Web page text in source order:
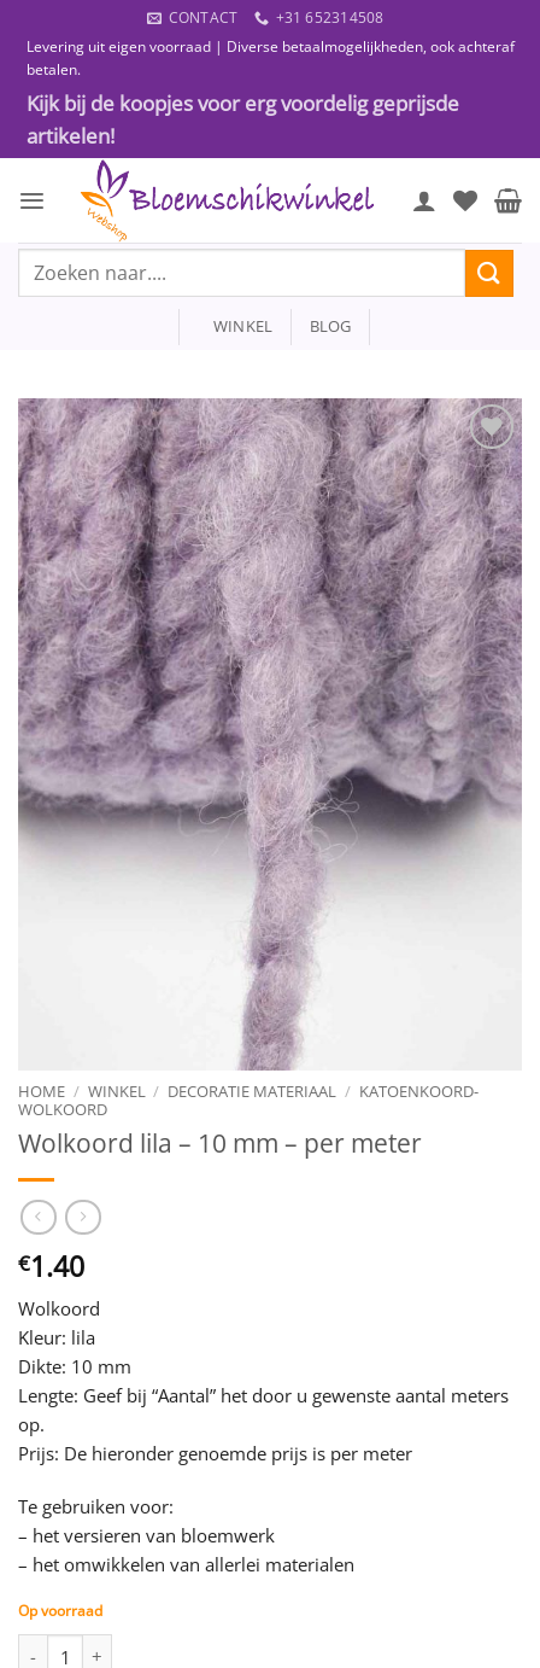
naar
inhoud
CONTACT
+31 652314508
Levering uit eigen voorraad | Diverse betaalmogelijkheden, ook achteraf
betalen.
Kijk bij de koopjes voor erg voordelig geprijsde
artikelen!
Zoeken
WINKEL BLOG
Toevoegen
aan
wenslijst
HOME / WINKEL / DECORATIE MATERIAAL / KATOENKOORD-
WOLKOORD
Wolkoord lila – 10 mm – per meter
€1.40
Wolkoord
Kleur: lila
Dikte: 10 mm
Lengte: Geef bij “Aantal” het door u gewenste aantal meters
op.
Prijs: De hieronder genoemde prijs is per meter
Te gebruiken voor:
– het versieren van bloemwerk
– het omwikkelen van allerlei materialen
Op voorraad